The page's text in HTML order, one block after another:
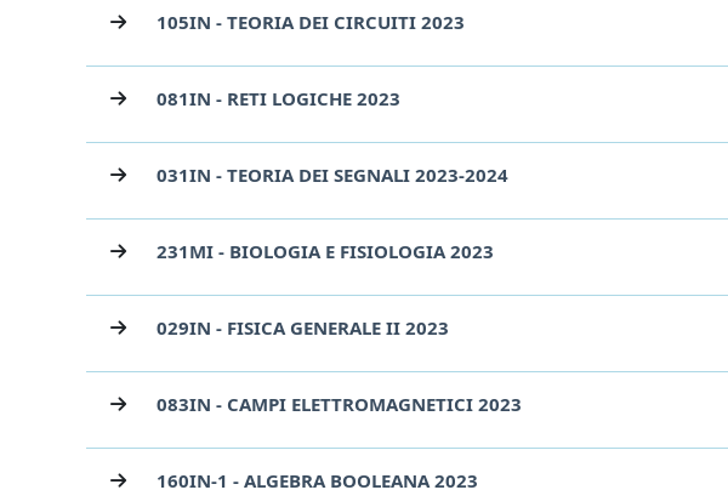
105IN - TEORIA DEI CIRCUITI 2023
081IN - RETI LOGICHE 2023
031IN - TEORIA DEI SEGNALI 2023-2024
231MI - BIOLOGIA E FISIOLOGIA 2023
029IN - FISICA GENERALE II 2023
083IN - CAMPI ELETTROMAGNETICI 2023
160IN-1 - ALGEBRA BOOLEANA 2023